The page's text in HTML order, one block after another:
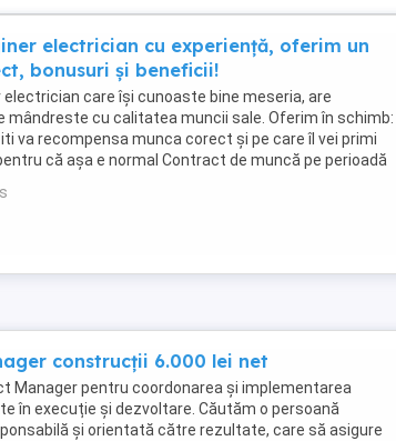
electrician cu experiență, oferim un
bonusuri și beneficii!
electrician care își cunoaste bine meseria, are
mândreste cu calitatea muncii sale. Oferim în schimb:
va recompensa munca corect și pe care îl vei primi
că așa e normal Contract de muncă pe perioadă
respectăm ...
construcții 6.000 lei net
Manager pentru coordonarea și implementarea
în execuție și dezvoltare. Căutăm o persoană
și orientată către rezultate, care să asigure